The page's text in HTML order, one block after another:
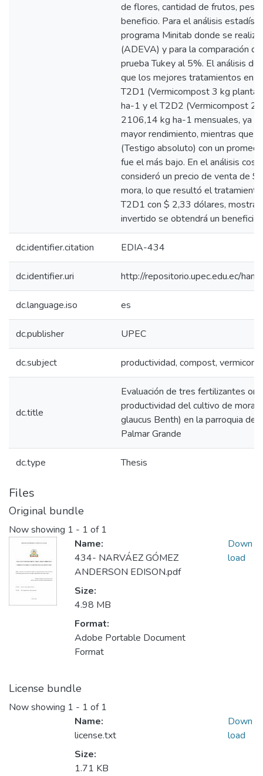
de flores, cantidad de frutos,
beneficio. Para el análisis
programa Minitab donde se
(ADEVA) y para la comparación
prueba Tukey al 5%. El análisis
que los mejores tratamientos en
T2D1 (Vermicompost 3 kg
ha-1 y el T2D2 (Vermicompost
2106,14 kg ha-1 mensuales, ya
mayor rendimiento, mientras que
(Testigo absoluto) con un
fue el más bajo. En el análisis
consideró un precio de venta de
mora, lo que resultó el
T2D1 con $ 2,33 dólares,
invertido se obtendrá un
dc.identifier.citation EDIA-434
dc.identifier.uri http://repositorio.upec.edu.ec/
dc.language.iso es
dc.publisher UPEC
dc.subject productividad, compost,
dc.title
Evaluación de tres fertilizantes
productividad del cultivo de mora
glaucus Benth) en la parroquia de
Palmar Grande
dc.type Thesis
Files
Original bundle
Now showing 1 - 1 of 1
Name:
434- NARVÁEZ GÓMEZ
ANDERSON EDISON.pdf
Size:
4.98 MB
Format:
Adobe Portable Document
Format
Down
load
License bundle
Now showing 1 - 1 of 1
Name:
license.txt
Size:
1.71 KB
Down
load